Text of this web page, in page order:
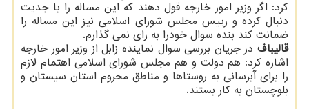
کرد: اگر وزیر امور خارجه قول دهند که این مساله را با جدیت
دنبال کرده و رییس مجلس شورای اسلامی نیز این مساله را
ضمانت کند بنده سوال خودرا به رای نمی گذارم.
قالیباف در جریان بررسی سوال نماینده زابل از وزیر امور خارجه
اشاره کرد: هم دولت و هم مجلس شورای اسلامی اهتمام لازم
را برای آبرسانی به روستاها و مناطق محروم استان سیستان و
بلوچستان به کار بستند.